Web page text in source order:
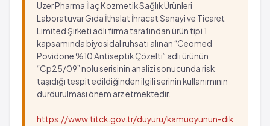
Uzer Pharma İlaç Kozmetik Sağlık Ürünleri
Laboratuvar Gıda İthalat İhracat Sanayi ve Ticaret
Limited Şirketi adlı firma tarafından ürün tipi 1
kapsamında biyosidal ruhsatı alınan “Ceomed
Povidone %10 Antiseptik Çözelti” adlı ürünün
“Cp25/09” nolu serisinin analizi sonucunda risk
taşıdığı tespit edildiğinden ilgili serinin kullanımının
durdurulması önem arz etmektedir.
https://www.titck.gov.tr/duyuru/kamuoyunun-dik